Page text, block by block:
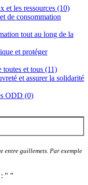
et les ressources (10)
de consommation
tout au long de la
et protéger
toutes et tous (11)
et assurer la solidarité
ODD (0)
entre guillemets. Par exemple
: " "